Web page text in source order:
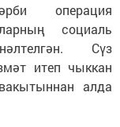
операция
социаль
Сүз
итеп чыккан
алда